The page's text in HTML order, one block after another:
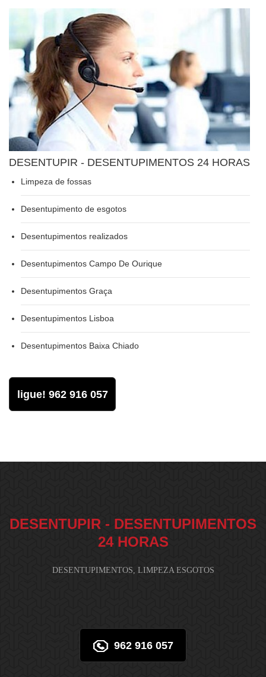
DESENTUPIR - DESENTUPIMENTOS 24 HORAS
Limpeza de fossas
Desentupimento de esgotos
Desentupimentos realizados
Desentupimentos Campo De Ourique
Desentupimentos Graça
Desentupimentos Lisboa
Desentupimentos Baixa Chiado
ligue! 962 916 057
DESENTUPIR - DESENTUPIMENTOS
24 HORAS
DESENTUPIMENTOS, LIMPEZA ESGOTOS
962 916 057